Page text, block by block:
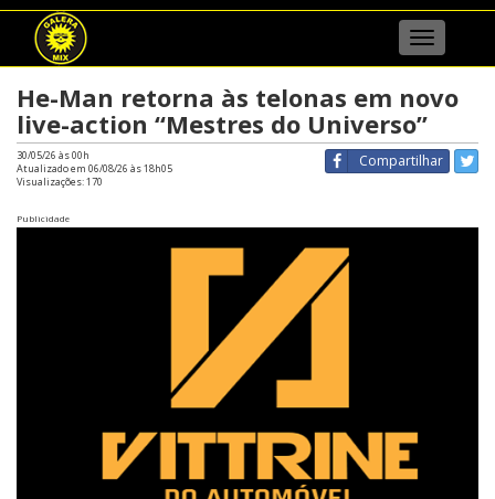
Menu
He-Man retorna às telonas em novo
live-action “Mestres do Universo”
Compartilhar
30/05/26 às 00h
Atualizado em 06/08/26 às 18h05
Visualizações:170
Publicidade